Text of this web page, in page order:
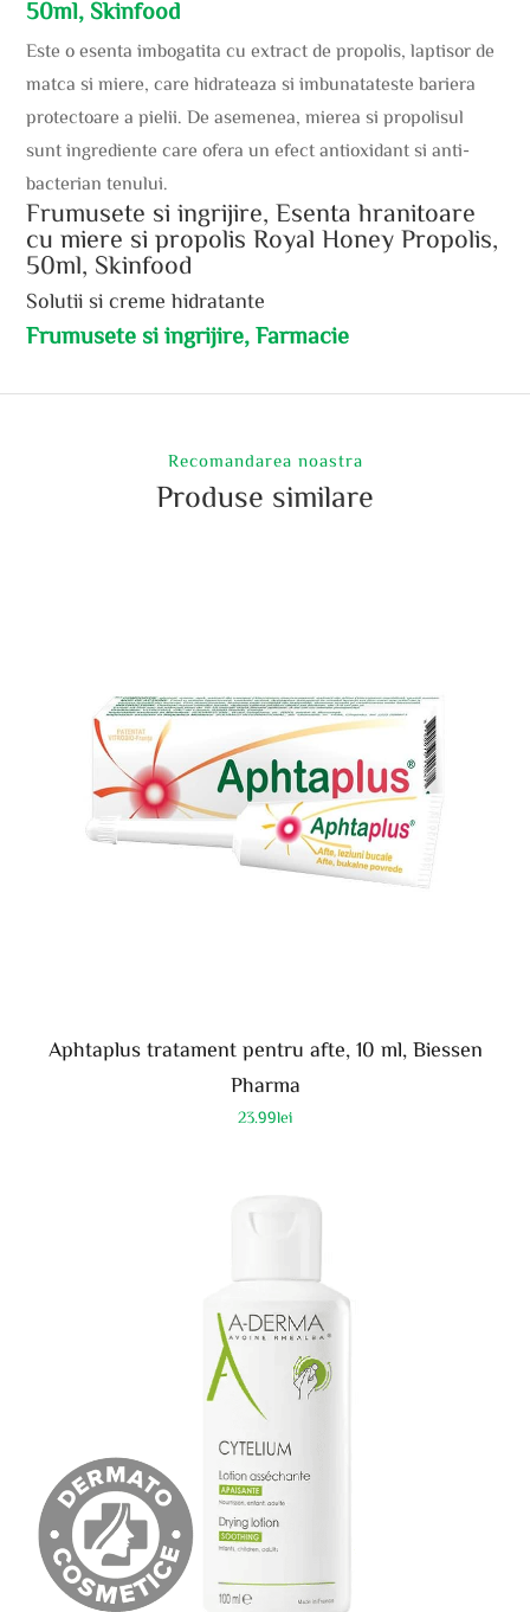
50ml, Skinfood
Este o esenta imbogatita cu extract de propolis, laptisor de
matca si miere, care hidrateaza si imbunatateste bariera
protectoare a pielii. De asemenea, mierea si propolisul
sunt ingrediente care ofera un efect antioxidant si anti-
bacterian tenului.
Frumusete si ingrijire, Esenta hranitoare
cu miere si propolis Royal Honey Propolis,
50ml, Skinfood
Solutii si creme hidratante
Frumusete si ingrijire, Farmacie
Recomandarea noastra
Produse similare
Aphtaplus tratament pentru afte, 10 ml, Biessen
Pharma
23.99lei